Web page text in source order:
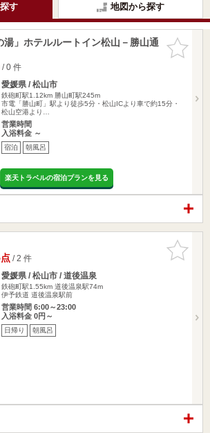
す 地図から探す
お気に入
りに追加
湯」ホテルルートイン松山－勝山通
/ 0 件
愛媛県 / 松山市
鉄砲町駅1.12km 勝山町駅245m
市電「勝山町」駅より徒歩5分・松山ICより車で約15分・
松山空港より…
営業時間
入浴料金 ～
宿泊 朝風呂
楽天トラベルの宿泊プランを見る
お気に入
りに追加
/ 2 件
愛媛県 / 松山市 / 道後温泉
鉄砲町駅1.55km 道後温泉駅74m
伊予鉄道 道後温泉駅前
営業時間 6:00～23:00
入浴料金 0円～
日帰り 朝風呂